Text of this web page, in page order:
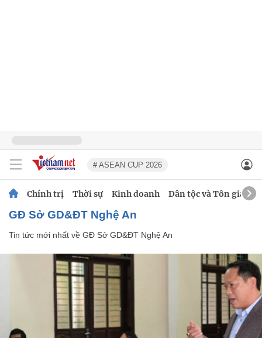
# ASEAN CUP 2026
Chính trị Thời sự Kinh doanh Dân tộc và Tôn giáo
GĐ Sở GD&ĐT Nghệ An
Tin tức mới nhất về GĐ Sở GD&ĐT Nghệ An